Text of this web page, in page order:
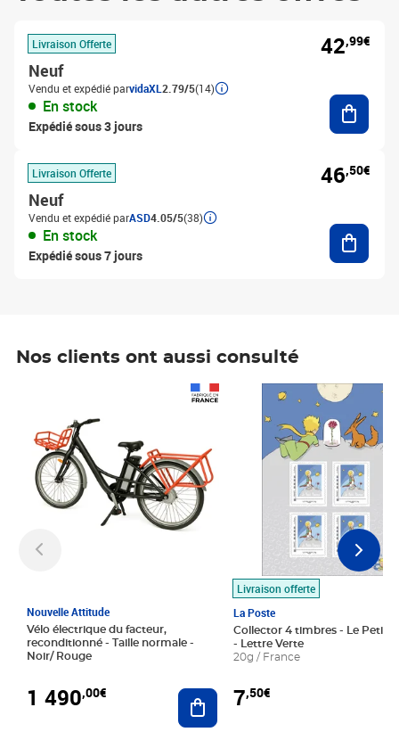
Livraison Offerte
Neuf
Vendu et expédié parvidaXL 2.79/5(14)
En stock
Expédié sous 3 jours
42,99€
Livraison Offerte
Neuf
Vendu et expédié parASD4.05/5(38)
En stock
Expédié sous 7 jours
46,50€
Nos clients ont aussi consulté
Nouvelle Attitude
Vélo électrique du facteur,
reconditionné - Taille normale -
Noir/ Rouge
1 490,00€ Ajouter au panier
Livraison offerte
La Poste
Collector 4 timbres - Le Petit
- Lettre Verte
20g / France
7,50€
Prix 7,50€